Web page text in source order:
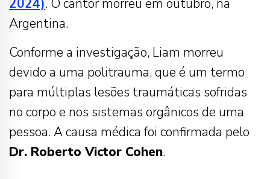
2024). O cantor morreu em outubro, na
Argentina.
Conforme a investigação, Liam morreu
devido a uma politrauma, que é um termo
para múltiplas lesões traumáticas sofridas
no corpo e nos sistemas orgânicos de uma
pessoa. A causa médica foi confirmada pelo
Dr. Roberto Victor Cohen.